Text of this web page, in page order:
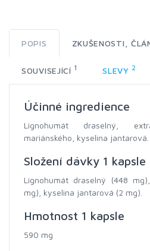
POPIS ZKUŠENOSTI,
SOUVISEJÍCÍ 1 SLEVY 2
Účinné ingredience
Lignohumát draselný,
mariánského, kyselina jantarová.
Složení dávky 1 kapsle
Lignohumát draselný (448
mg), kyselina jantarová (2 mg).
Hmotnost 1 kapsle
590 mg